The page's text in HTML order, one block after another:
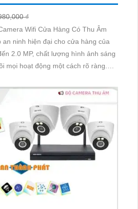
₫
Wifi Cửa Hàng Có Thu Âm
an ninh hiện đại cho cửa hàng của
mọi hoạt động một cách rõ ràng.
an tâm cho người dùng